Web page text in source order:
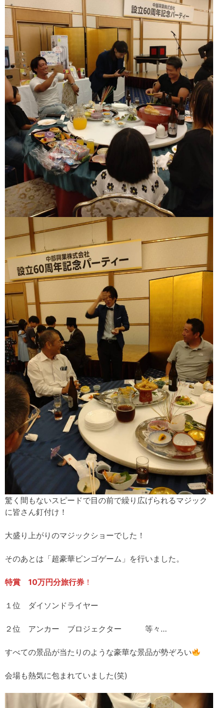
驚く間もないスピードで目の前で繰り広げられるマジック
に皆さん釘付け！
大盛り上がりのマジックショーでした！
そのあとは「超豪華ビンゴゲーム」を行いました。
特賞 10万円分旅行券 ！
１位 ダイソンドライヤー
２位 アンカー ブロジェクター 等々…
すべての景品が当たりのような豪華な景品が勢ぞろい
会場も熱気に包まれていました(笑)